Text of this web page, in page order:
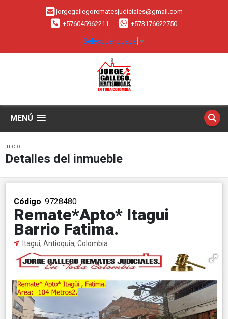
jorgegallegorematesjudiciales@gmail.com
+576045962211
+573176622750
Select Language ▼
MENÚ
Inicio
Detalles del inmueble
Código. 9728480
Remate*Apto* Itagui
Barrio Fatima.
Itagui, Antioquia, Colombia